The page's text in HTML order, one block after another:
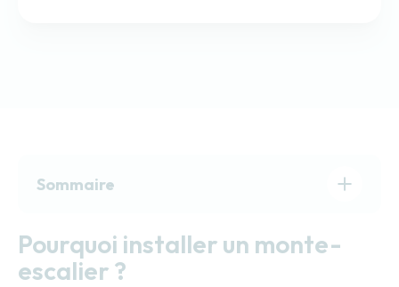
Sommaire
Quel monte-escalier choisir ?
Le fonctionnement d’un monte-escalier
Pourquoi installer un monte-
escalier ?